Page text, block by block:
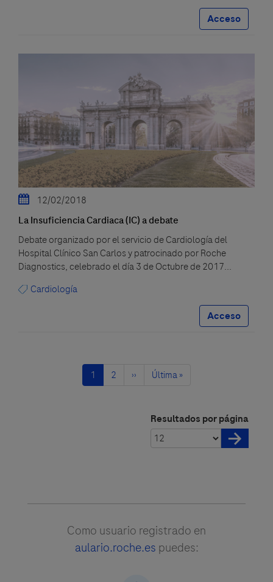
Acceso
12/02/2018
La Insuficiencia Cardiaca (IC) a debate
Debate organizado por el servicio de Cardiología del
Hospital Clínico San Carlos y patrocinado por Roche
Diagnostics, celebrado el día 3 de Octubre de 2017...
Cardiología
Acceso
Página
actual
1 Página
2
Siguiente
››
Última
Última »
Resultados por página
Como usuario registrado en
aulario.roche.es puedes: